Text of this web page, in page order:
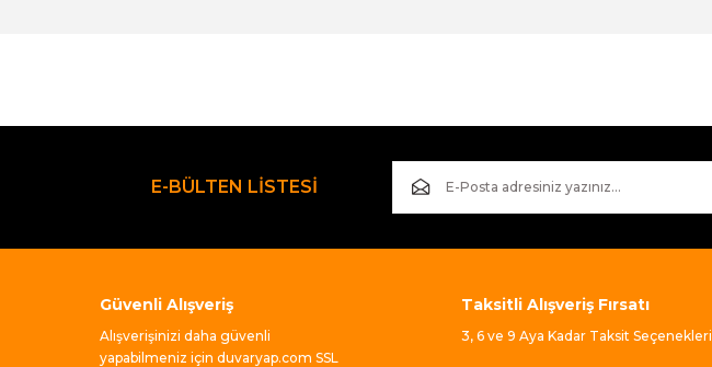
Ürün fiyatı diğer sitelerden daha pahalı.
E-BÜLTEN LİSTESİ
Güvenli Alışveriş
Alışverişinizi daha güvenli
yapabilmeniz için duvaryap.com SSL
Taksitli Alışveriş Fırsatı
3, 6 ve 9 Aya Kadar Taksit Seçenekleri